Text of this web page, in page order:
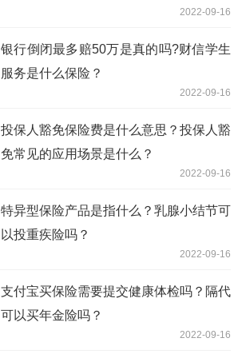
2022-09-16
银行倒闭最多赔50万是真的吗?财信学生
服务是什么保险？
2022-09-16
投保人豁免保险费是什么意思？投保人豁
免常见的应用场景是什么？
2022-09-16
特异型保险产品是指什么？乳腺小结节可
以投重疾险吗？
2022-09-16
支付宝买保险需要提交健康体检吗？隔代
可以买年金险吗？
2022-09-16